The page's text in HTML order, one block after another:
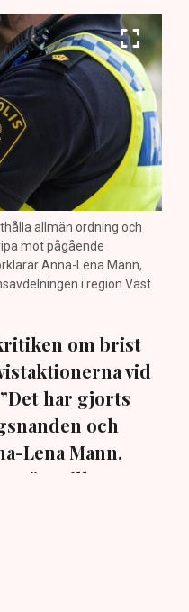
allmän ordning och
mot pågående
Anna-Lena Mann,
i region Väst.
om brist
vid
har gjorts
och
Lena Mann,
Väst, till TN.